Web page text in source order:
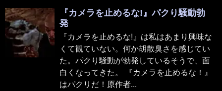
『カメラを止めるな!』パクり騒動勃
発
『カメラを止めるな!』は私はあまり興味な
くて観ていない。何か胡散臭さを感じてい
た。パクり騒動が勃発しているそうで、面
白くなってきた。 『カメラを止めるな！』
はパクリだ！原作者...